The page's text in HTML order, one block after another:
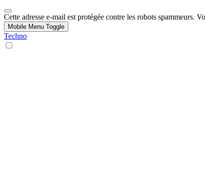
Cette adresse e-mail est protégée contre les robots spammeurs.
Mobile Menu Toggle
Techno